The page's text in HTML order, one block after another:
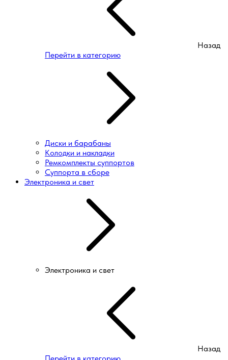
Назад
Перейти в категорию
Диски и барабаны
Колодки и накладки
Ремкомплекты суппортов
Суппорта в сборе
Электроника и свет
Электроника и свет
Назад